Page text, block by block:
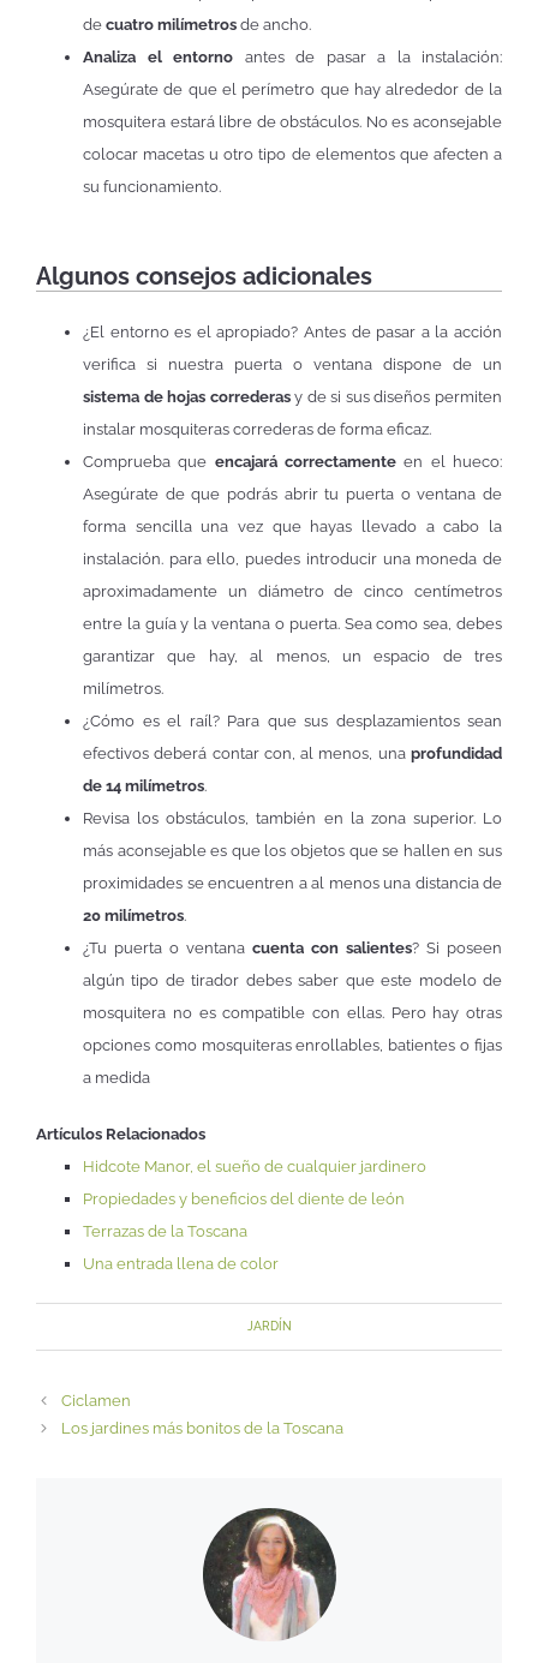
de cuatro milímetros de ancho.
Analiza el entorno antes de pasar a la instalación:
Asegúrate de que el perímetro que hay alrededor de la
mosquitera estará libre de obstáculos. No es aconsejable
colocar macetas u otro tipo de elementos que afecten a
su funcionamiento.
Algunos consejos adicionales
¿El entorno es el apropiado? Antes de pasar a la acción
verifica si nuestra puerta o ventana dispone de un
sistema de hojas correderasy de si sus diseños permiten
instalar mosquiteras correderas de forma eficaz.
Comprueba que encajará correctamente en el hueco:
Asegúrate de que podrás abrir tu puerta o ventana de
forma sencilla una vez que hayas llevado a cabo la
instalación. para ello, puedes introducir una moneda de
aproximadamente un diámetro de cinco centímetros
entre la guía y la ventana o puerta. Sea como sea, debes
garantizar que hay, al menos, un espacio de tres
milímetros.
¿Cómo es el raíl? Para que sus desplazamientos sean
efectivos deberá contar con, al menos, una profundidad
de 14 milímetros.
Revisa los obstáculos, también en la zona superior. Lo
más aconsejable es que los objetos que se hallen en sus
proximidades se encuentren a al menos una distancia de
20 milímetros.
¿Tu puerta o ventana cuenta con salientes? Si poseen
algún tipo de tirador debes saber que este modelo de
mosquitera no es compatible con ellas. Pero hay otras
opciones como mosquiteras enrollables, batientes o fijas
a medida
Artículos Relacionados
Hidcote Manor, el sueño de cualquier jardinero
Propiedades y beneficios del diente de león
Terrazas de la Toscana
Una entrada llena de color
JARDÍN
Ciclamen
Los jardines más bonitos de la Toscana